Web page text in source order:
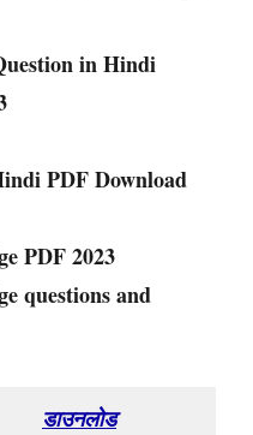
in Hindi
PDF Download
PDF 2023
questions and
डाउनलोड